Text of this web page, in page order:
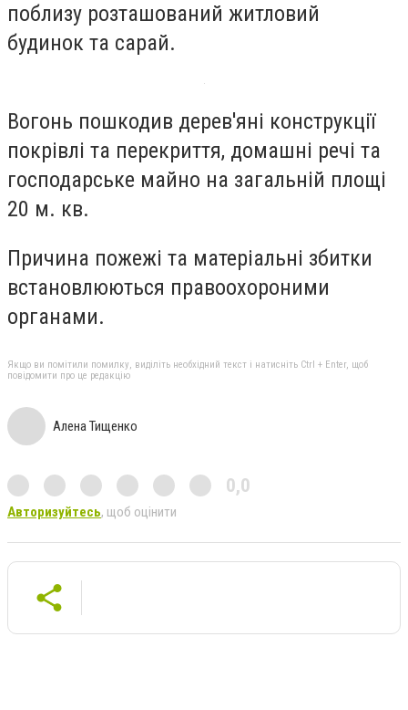
поблизу розташований житловий
будинок та сарай.
Вогонь пошкодив дерев'яні конструкції
покрівлі та перекриття, домашні речі та
господарське майно на загальній площі
20 м. кв.
Причина пожежі та матеріальні збитки
встановлюються правоохороними
органами.
Якщо ви помітили помилку, виділіть необхідний текст і натисніть Ctrl + Enter, щоб
повідомити про це редакцію
Алена Тищенко
0,0
Авторизуйтесь, щоб оцінити